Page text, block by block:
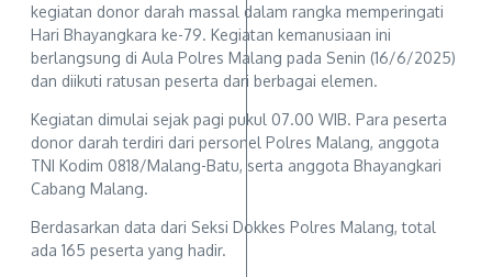
kegiatan donor darah massal dalam rangka memperingati
Hari Bhayangkara ke-79. Kegiatan kemanusiaan ini
berlangsung di Aula Polres Malang pada Senin (16/6/2025)
dan diikuti ratusan peserta dari berbagai elemen.
Kegiatan dimulai sejak pagi pukul 07.00 WIB. Para peserta
donor darah terdiri dari personel Polres Malang, anggota
TNI Kodim 0818/Malang-Batu, serta anggota Bhayangkari
Cabang Malang.
Berdasarkan data dari Seksi Dokkes Polres Malang, total
ada 165 peserta yang hadir.